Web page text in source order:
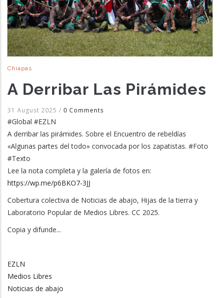
Chiapas
A Derribar Las Pirámides
31 August 2025 / 0 Comments
#Global #EZLN
A derribar las pirámides. Sobre el Encuentro de rebeldías
«Algunas partes del todo» convocada por los zapatistas. #Foto
#Texto
Lee la nota completa y la galería de fotos en:
https://wp.me/p6BKO7-3JJ
Cobertura colectiva de Noticias de abajo, Hijas de la tierra y
Laboratorio Popular de Medios Libres. CC 2025.
Copia y difunde...
EZLN
Medios Libres
Noticias de abajo